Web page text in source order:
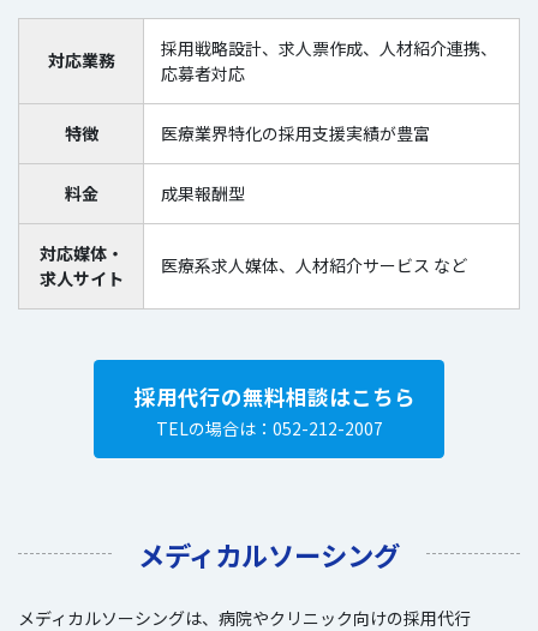
対応業務
採用戦略設計、求人票作成、人材紹介連携、
応募者対応
特徴 医療業界特化の採用支援実績が豊富
料金 成果報酬型
対応媒体・
求人サイト
医療系求人媒体、人材紹介サービス など
採用代行の無料相談はこちら
TELの場合は：052-212-2007
メディカルソーシング
メディカルソーシングは、病院やクリニック向けの採用代行